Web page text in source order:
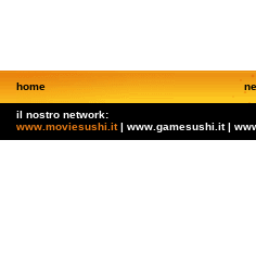
home
il nostro network:
www.moviesushi.it| www.gamesushi.it |